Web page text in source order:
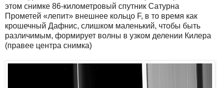
этом снимке 86-километровый спутник Сатурна
Прометей «лепит» внешнее кольцо F, в то время как
крошечный Дафнис, слишком маленький, чтобы быть
различимым, формирует волны в узком делении Килера
(правее центра снимка)